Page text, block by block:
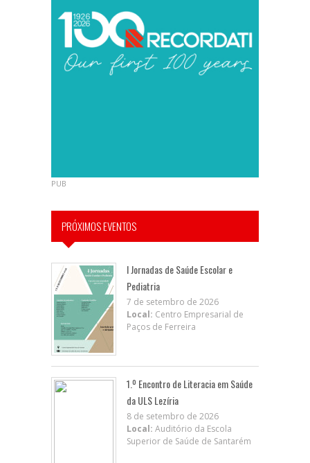
PUB
PRÓXIMOS EVENTOS
I Jornadas de Saúde Escolar e
Pediatria
7 de setembro de 2026
Local: Centro Empresarial de
Paços de Ferreira
1.º Encontro de Literacia em Saúde
da ULS Lezíria
8 de setembro de 2026
Local: Auditório da Escola
Superior de Saúde de Santarém